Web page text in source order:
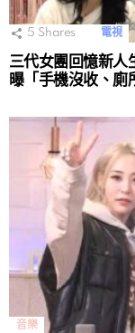
5 Shares 電視
三代女團回憶新人
曝「手機沒收、廁
音樂